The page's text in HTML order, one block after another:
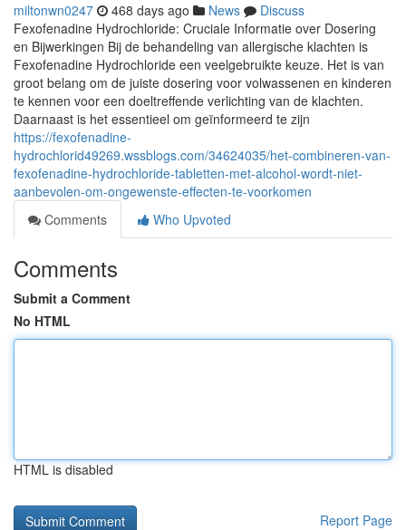
miltonwn0247 468 days ago News
Discuss
Fexofenadine Hydrochloride: Cruciale Informatie over Dosering
en Bijwerkingen Bij de behandeling van allergische klachten is
Fexofenadine Hydrochloride een veelgebruikte keuze. Het is van
groot belang om de juiste dosering voor volwassenen en kinderen
te kennen voor een doeltreffende verlichting van de klachten.
Daarnaast is het essentieel om geïnformeerd te zijn
https://fexofenadine-
hydrochlorid49269.wssblogs.com/34624035/het-combineren-van-
fexofenadine-hydrochloride-tabletten-met-alcohol-wordt-niet-
aanbevolen-om-ongewenste-effecten-te-voorkomen
Comments
Who Upvoted
Comments
Submit a Comment
No HTML
HTML is disabled
Report Page